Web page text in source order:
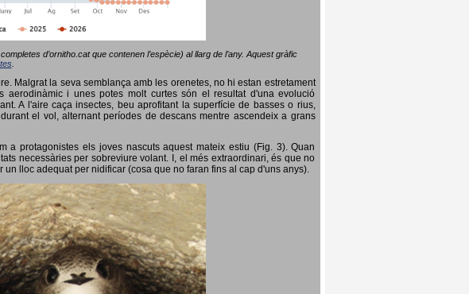
d’ornitho.cat que contenen l’espècie) al llarg de l’any. Aquest gràfic
.
Malgrat la seva semblança amb les orenetes, no hi estan estretament
i unes potes molt curtes són el resultat d'una evolució
A l'aire caça insectes, beu aprofitant la superfície de basses o rius,
el vol, alternant períodes de descans mentre ascendeix a grans
a protagonistes els joves nascuts aquest mateix estiu (Fig. 3). Quan
necessàries per sobreviure volant. I, el més extraordinari, és que no
lloc adequat per nidificar (cosa que no faran fins al cap d'uns anys).